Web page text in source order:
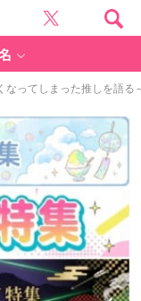
ってしまった推しを語る